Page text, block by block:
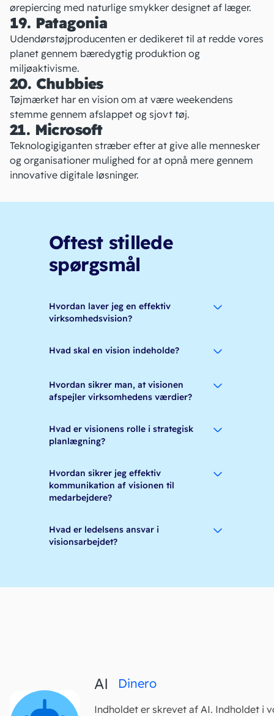
ørepiercing med naturlige smykker designet af læger.
19. Patagonia
Udendørstøjproducenten er dedikeret til at redde vores
planet gennem bæredygtig produktion og
miljøaktivisme.
20. Chubbies
Tøjmærket har en vision om at være weekendens
stemme gennem afslappet og sjovt tøj.
21. Microsoft
Teknologigiganten stræber efter at give alle mennesker
og organisationer mulighed for at opnå mere gennem
innovative digitale løsninger.
Oftest stillede
spørgsmål
Hvordan laver jeg en effektiv
virksomhedsvision?
Hvad skal en vision indeholde?
Hvordan sikrer man, at visionen
afspejler virksomhedens værdier?
Hvad er visionens rolle i strategisk
planlægning?
Hvordan sikrer jeg effektiv
kommunikation af visionen til
medarbejdere?
Hvad er ledelsens ansvar i
visionsarbejdet?
AI Dinero
Indholdet er skrevet af AI. Indholdet i